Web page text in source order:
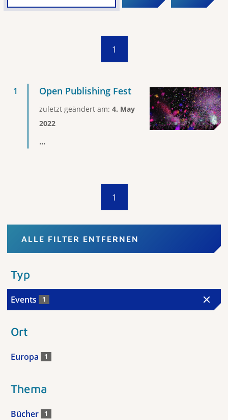
1
Open Publishing Fest
zuletzt geändert am: 4. May
2022
...
1
ALLE FILTER ENTFERNEN
Typ
Events 1
Ort
Europa 1
Thema
Bücher 1